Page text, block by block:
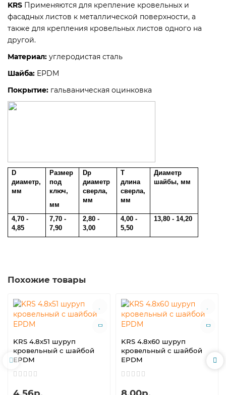
KRS Применяются для крепление кровельных и
фасадных листов к металлической поверхности, а
также для крепления кровельных листов одного на
другой.
Материал: углеродистая сталь
Шайба: EPDM
Покрытие: гальваническая оцинковка
D
диаметр,
мм
Размер
под
ключ,
мм
Dp
диаметр
сверла,
мм
T
длина
сверла,
мм
Диаметр
шайбы, мм
4,70 -
4,85
7,70 -
7,90
2,80 -
3,00
4,00 -
5,50
13,80 - 14,20
Похожие товары
KRS 4.8х51 шуруп
кровельный с шайбой
EPDM
KRS 4.8х60 шуруп
кровельный с шайбой
EPDM